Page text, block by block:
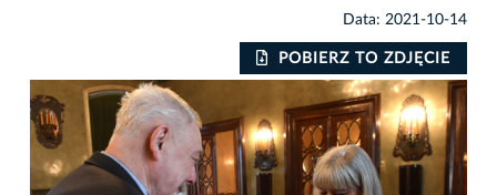
Data: 2021-10-14
POBIERZ TO ZDJĘCIE